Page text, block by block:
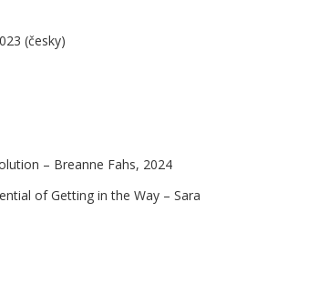
(česky)
– Breanne Fahs, 2024
of Getting in the Way – Sara